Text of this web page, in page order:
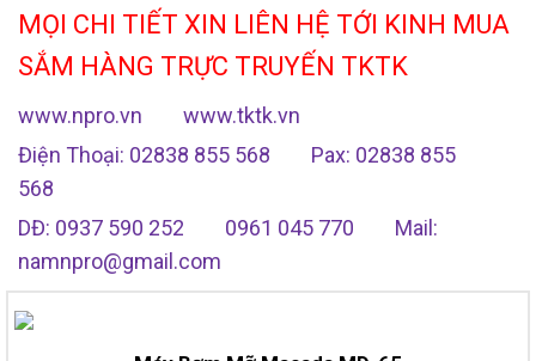
MỌI CHI TIẾT XIN LIÊN HỆ TỚI KINH MUA
SẮM HÀNG TRỰC TRUYẾN TKTK
www.npro.vn
www.tktk.vn
Điện Thoại: 02838 855 568
Pax: 02838 855
568
DĐ: 0937 590 252
0961 045 770
Mail:
namnpro@gmail.com